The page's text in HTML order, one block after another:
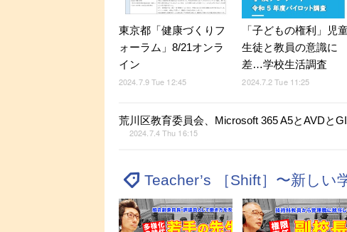
東京都「健康づくりフ
ォーラム」8/21オンラ
イン
2024.7.9 Tue 12:45
「子どもの権利」児
生徒と教員の意識に
差…学校生活調査
2024.7.2 Tue 11:25
荒川区教育委員会、Microsoft 365 A5とAVDと
2024.7.4 Thu 16:15
Teacher’s ［Shift］〜新しい